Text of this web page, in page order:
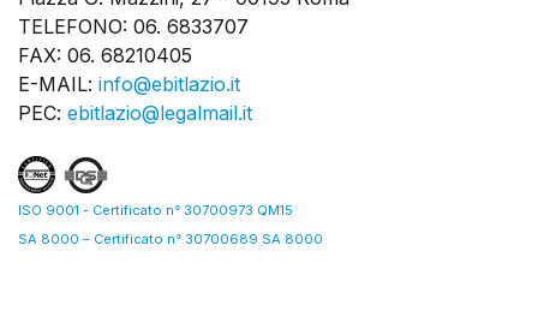
TELEFONO: 06. 6833707
FAX: 06. 68210405
E-MAIL: info@ebitlazio.it
PEC: ebitlazio@legalmail.it
ISO 9001 - Certificato n° 30700973 QM15
SA 8000 – Certificato n° 30700689 SA 8000